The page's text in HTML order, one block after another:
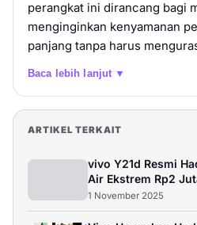
vivo Y21d
6GB / 256GB Rp 3.199.000
perangkat ini dirancang bagi
menginginkan kenyamanan
panjang tanpa harus
Baca lebih lanjut ▼
ARTIKEL TERKAIT
vivo Y21d Resmi
Air Ekstrem Rp2
1 November 2025